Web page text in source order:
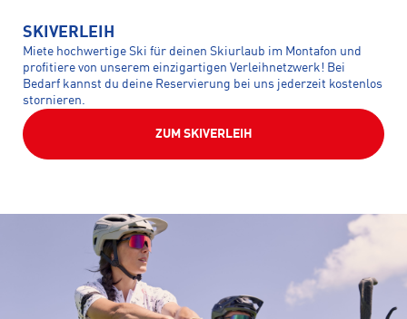
SKIVERLEIH
Miete hochwertige Ski für deinen Skiurlaub im Montafon und
profitiere von unserem einzigartigen Verleihnetzwerk! Bei
Bedarf kannst du deine Reservierung bei uns jederzeit kostenlos
stornieren.
ZUM SKIVERLEIH